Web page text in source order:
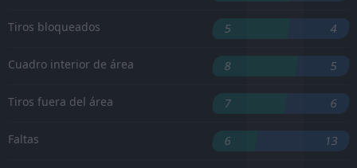
Tiros bloqueados 5 4
Cuadro interior de área 8 5
Tiros fuera del área 7 6
Faltas 6 13